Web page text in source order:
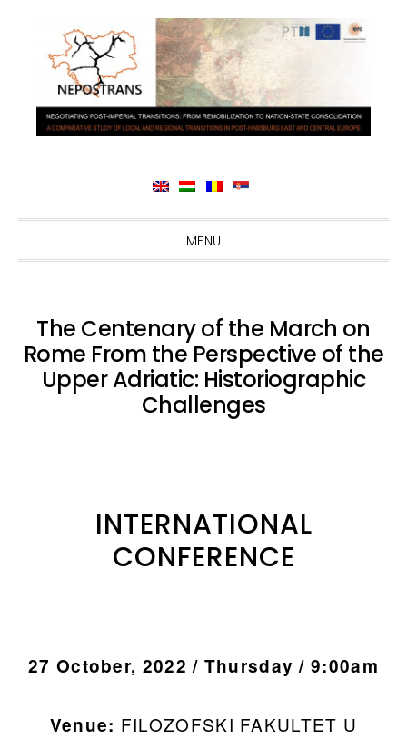
Skip
to
navigation
Skip
to
content
Skip
to
sidebar
Skip
to
MENU
The Centenary of the March on
Rome From the Perspective of the
Upper Adriatic: Historiographic
Challenges
INTERNATIONAL
CONFERENCE
27 October, 2022 / Thursday / 9:00am
Venue: FILOZOFSKI FAKULTET U